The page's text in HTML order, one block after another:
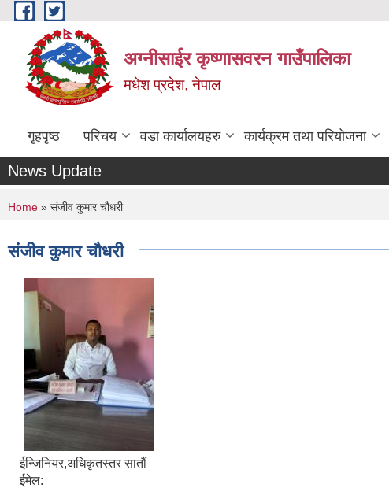
Skip to main content
अग्नीसाईर कृष्णासवरन गाउँपालिका
मधेश प्रदेश, नेपाल
गृहपृष्ठ परिचय वडा कार्यालयहरु कार्यक्रम तथा परियोजना
News Update
You are here
Home » संजीव कुमार चौधरी
संजीव कुमार चौधरी
ईन्जिनियर,अधिकृतस्तर सातौं
ईमेल: